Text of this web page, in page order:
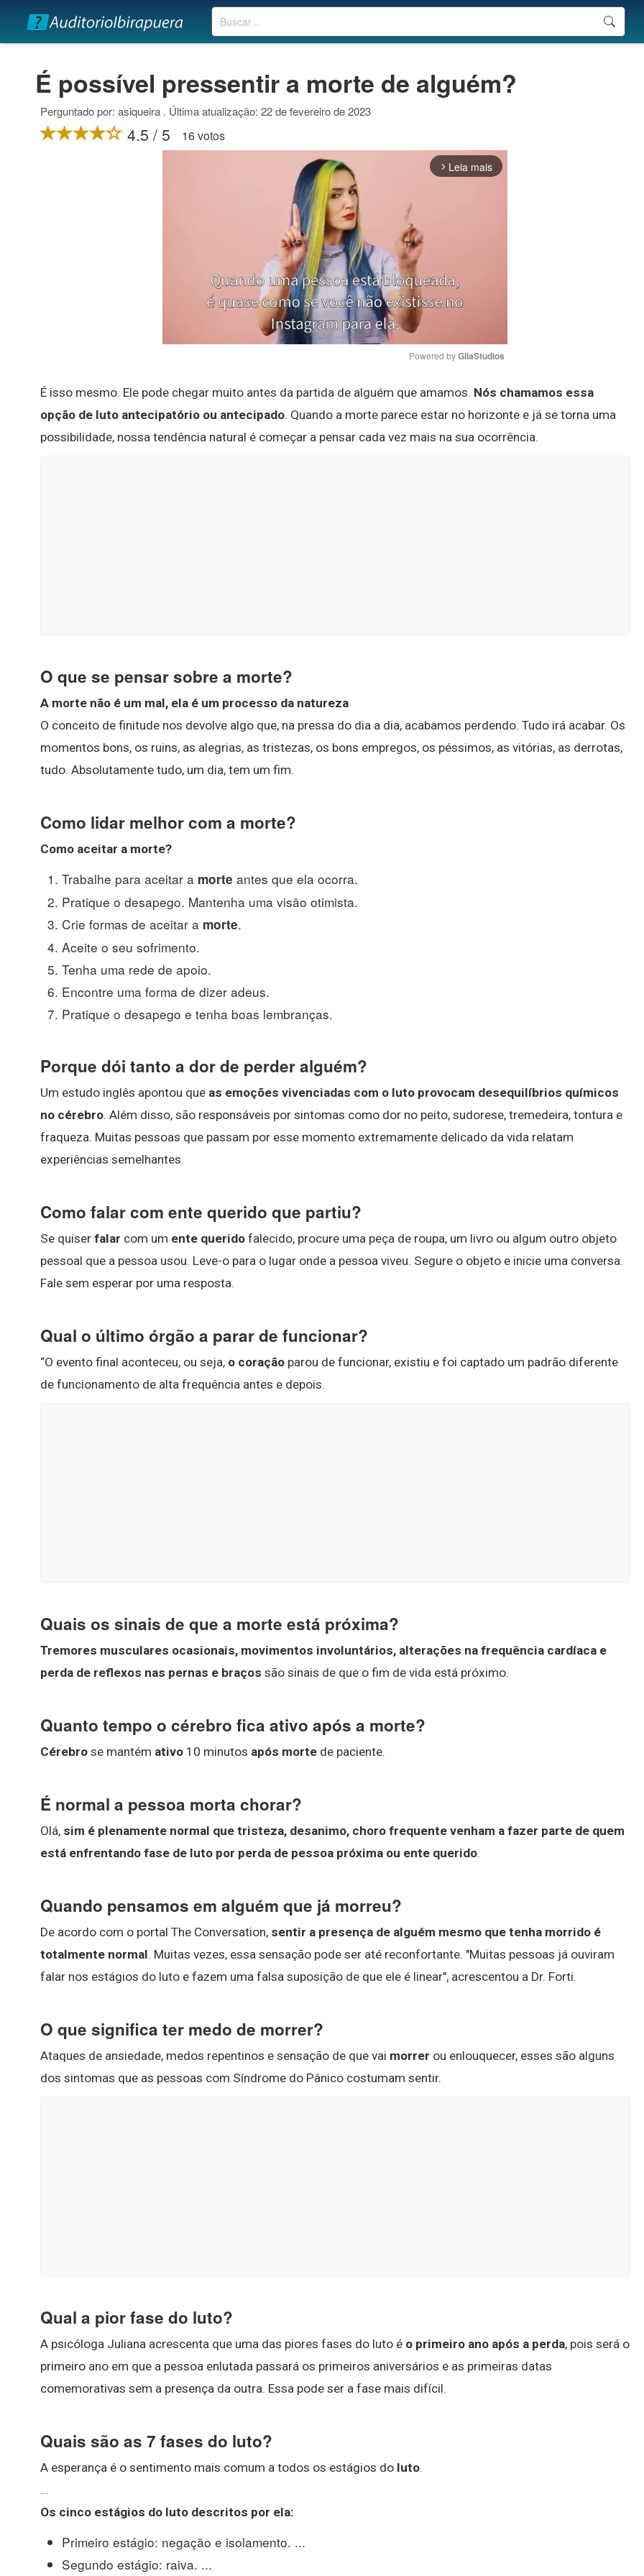
Buscar
É possível pressentir a morte de alguém?
Perguntado por: asiqueira . Última atualização: 22 de fevereiro de 2023
4.5 / 5 16 votos
arrow_forward_ios Leia mais
Mute
Powered by GliaStudios
É isso mesmo. Ele pode chegar muito antes da partida de alguém que amamos. Nós chamamos essa
opção de luto antecipatório ou antecipado. Quando a morte parece estar no horizonte e já se torna uma
possibilidade, nossa tendência natural é começar a pensar cada vez mais na sua ocorrência.
O que se pensar sobre a morte?
A morte não é um mal, ela é um processo da natureza
O conceito de finitude nos devolve algo que, na pressa do dia a dia, acabamos perdendo. Tudo irá acabar. Os
momentos bons, os ruins, as alegrias, as tristezas, os bons empregos, os péssimos, as vitórias, as derrotas,
tudo. Absolutamente tudo, um dia, tem um fim.
Como lidar melhor com a morte?
Como aceitar a morte?
Trabalhe para aceitar a morte antes que ela ocorra.
Pratique o desapego. Mantenha uma visão otimista.
Crie formas de aceitar a morte.
Aceite o seu sofrimento.
Tenha uma rede de apoio.
Encontre uma forma de dizer adeus.
Pratique o desapego e tenha boas lembranças.
Porque dói tanto a dor de perder alguém?
Um estudo inglês apontou que as emoções vivenciadas com o luto provocam desequilíbrios químicos
no cérebro. Além disso, são responsáveis por sintomas como dor no peito, sudorese, tremedeira, tontura e
fraqueza. Muitas pessoas que passam por esse momento extremamente delicado da vida relatam
experiências semelhantes.
Como falar com ente querido que partiu?
Se quiser falar com um ente querido falecido, procure uma peça de roupa, um livro ou algum outro objeto
pessoal que a pessoa usou. Leve-o para o lugar onde a pessoa viveu. Segure o objeto e inicie uma conversa.
Fale sem esperar por uma resposta.
Qual o último órgão a parar de funcionar?
“O evento final aconteceu, ou seja, o coração parou de funcionar, existiu e foi captado um padrão diferente
de funcionamento de alta frequência antes e depois.
Quais os sinais de que a morte está próxima?
Tremores musculares ocasionais, movimentos involuntários, alterações na frequência cardíaca e
perda de reflexos nas pernas e braços são sinais de que o fim de vida está próximo.
Quanto tempo o cérebro fica ativo após a morte?
Cérebro se mantém ativo 10 minutos após morte de paciente.
É normal a pessoa morta chorar?
Olá, sim é plenamente normal que tristeza, desanimo, choro frequente venham a fazer parte de quem
está enfrentando fase de luto por perda de pessoa próxima ou ente querido.
Quando pensamos em alguém que já morreu?
De acordo com o portal The Conversation, sentir a presença de alguém mesmo que tenha morrido é
totalmente normal. Muitas vezes, essa sensação pode ser até reconfortante. "Muitas pessoas já ouviram
falar nos estágios do luto e fazem uma falsa suposição de que ele é linear", acrescentou a Dr. Forti.
O que significa ter medo de morrer?
Ataques de ansiedade, medos repentinos e sensação de que vai morrer ou enlouquecer, esses são alguns
dos sintomas que as pessoas com Síndrome do Pânico costumam sentir.
Qual a pior fase do luto?
A psicóloga Juliana acrescenta que uma das piores fases do luto é o primeiro ano após a perda, pois será o
primeiro ano em que a pessoa enlutada passará os primeiros aniversários e as primeiras datas
comemorativas sem a presença da outra. Essa pode ser a fase mais difícil.
Quais são as 7 fases do luto?
A esperança é o sentimento mais comum a todos os estágios do luto.
...
Os cinco estágios do luto descritos por ela:
Primeiro estágio: negação e isolamento. ...
Segundo estágio: raiva. ...